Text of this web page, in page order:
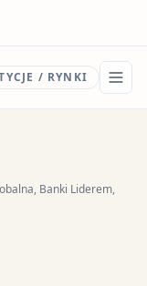
/ RYNKI
Banki Liderem,